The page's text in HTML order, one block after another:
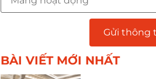
Gửi thông
BÀI VIẾT MỚI NHẤT